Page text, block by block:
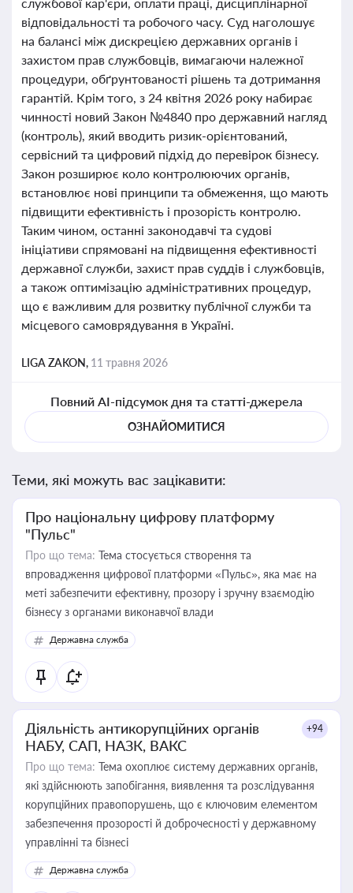
відповідальності та робочого часу. Суд наголошує
на балансі між дискрецією державних органів і
захистом прав службовців, вимагаючи належної
процедури, обґрунтованості рішень та дотримання
гарантій. Крім того, з 24 квітня 2026 року набирає
чинності новий Закон №4840 про державний нагляд
(контроль), який вводить ризик-орієнтований,
сервісний та цифровий підхід до перевірок бізнесу.
Закон розширює коло контролюючих органів,
встановлює нові принципи та обмеження, що мають
підвищити ефективність і прозорість контролю.
Таким чином, останні законодавчі та судові
ініціативи спрямовані на підвищення ефективності
державної служби, захист прав суддів і службовців,
а також оптимізацію адміністративних процедур,
що є важливим для розвитку публічної служби та
місцевого самоврядування в Україні.
LIGA ZAKON, 11 травня 2026
Повний AI-підсумок дня та статті-джерела
ОЗНАЙОМИТИСЯ
Теми, які можуть вас зацікавити:
Про національну цифрову платформу
"Пульс"
Про що тема: Тема стосується створення та
впровадження цифрової платформи «Пульс», яка має на
меті забезпечити ефективну, прозору і зручну взаємодію
бізнесу з органами виконавчої влади
Державна служба
Діяльність антикорупційних органів
НАБУ, САП, НАЗК, ВАКС
+94
Про що тема: Тема охоплює систему державних органів,
які здійснюють запобігання, виявлення та розслідування
корупційних правопорушень, що є ключовим елементом
забезпечення прозорості й доброчесності у державному
управлінні та бізнесі
Державна служба